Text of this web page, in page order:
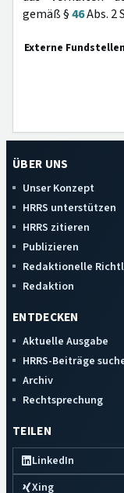
gemäß §46Abs. 2
Externe
ÜBER UNS
Unser Konzept
HRRS unterstützen
HRRS zitieren
Publizieren
Redaktionelle
Redaktion
ENTDECKEN
Aktuelle Ausgabe
HRRS-Beiträge
Archiv
Rechtsprechung
TEILEN
LinkedIn
Xing